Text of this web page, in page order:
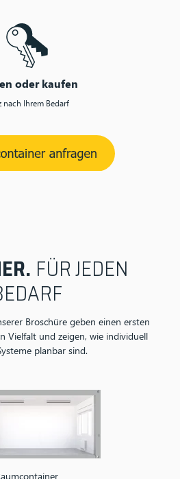
oder kaufen
nach Ihrem Bedarf
FÜR JEDEN
Broschüre geben einen ersten
Vielfalt und zeigen, wie individuell
planbar sind.